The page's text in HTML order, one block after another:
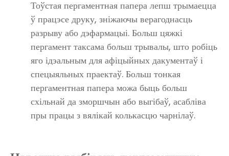
Тоўстая пергаментная папера лепш трымаецца
ў працэсе друку, зніжаючы верагоднасць
разрыву або дэфармацыі. Больш цяжкі
пергамент таксама больш трывалы, што робіць
яго ідэальным для афіцыйных дакументаў і
спецыяльных праектаў. Больш тонкая
пергаментная папера можа быць больш
схільнай да зморшчын або выгібаў, асабліва
пры працы з вялікай колькасцю чарнілаў.